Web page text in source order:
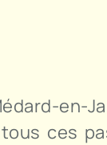
en-
ces